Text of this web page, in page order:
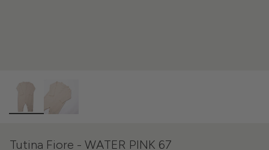
Tutina Fiore - WATER PINK 67